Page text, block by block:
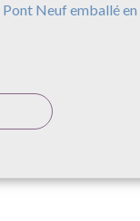
Neuf emballé